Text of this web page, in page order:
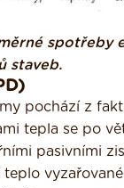
spotřeby
staveb.
pochází z
tepla se po
pasivními